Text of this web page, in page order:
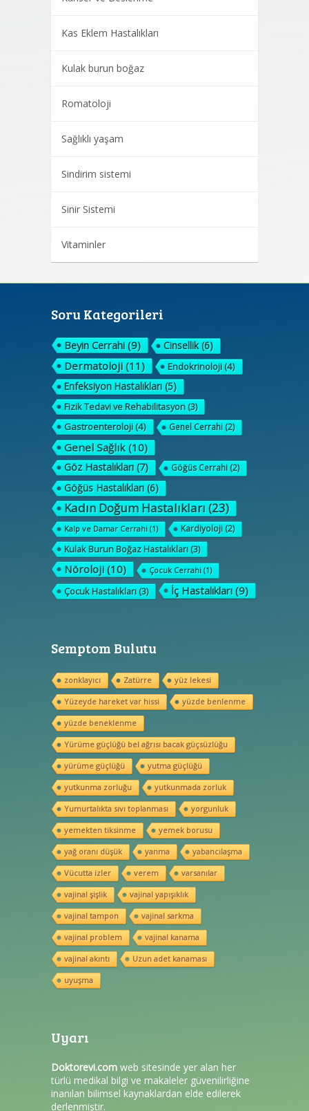
Kas Eklem Hastalıkları
Kulak burun boğaz
Romatoloji
Sağlıklı yaşam
Sindirim sistemi
Sinir Sistemi
Vitaminler
Soru Kategorileri
Beyin Cerrahi(9) Cinsellik(6)
Dermatoloji(11) Endokrinoloji(4)
Enfeksiyon Hastalıkları(5)
Fizik Tedavi ve Rehabilitasyon(3)
Gastroenteroloji(4) Genel Cerrahi(2)
Genel Sağlık(10)
Göz Hastalıkları(7) Göğüs Cerrahi(2)
Göğüs Hastalıkları(6)
Kadın Doğum Hastalıkları(23)
Kalp ve Damar Cerrahi(1) Kardiyoloji(2)
Kulak Burun Boğaz Hastalıkları(3)
Nöroloji(10) Çocuk Cerrahi(1)
Çocuk Hastalıkları(3) İç Hastalıkları(9)
Semptom Bulutu
zonklayıcı Zatürre yüz lekesi
Yüzeyde hareket var hissi yüzde benlenme
yüzde beneklenme
Yürüme güçlüğü bel ağrısı bacak güçsüzlüğu
yürüme güçlüğü yutma güçlüğü
yutkunma zorluğu yutkunmada zorluk
Yumurtalıkta sıvı toplanması yorgunluk
yemekten tiksinme yemek borusu
yağ oranı düşük yanma yabancılaşma
Vücutta izler verem varsanılar
vajinal şişlik vajinal yapışıklık
vajinal tampon vajinal sarkma
vajinal problem vajinal kanama
vajinal akıntı Uzun adet kanaması
uyuşma
Uyarı
Doktorevi.comweb sitesinde yer alan her
türlü medikal bilgi ve makaleler güvenilirliğine
inanılan bilimsel kaynaklardan elde edilerek
derlenmiştir.